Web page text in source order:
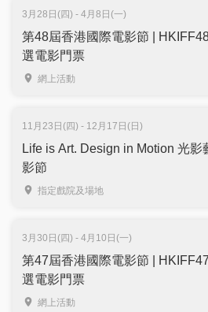
3月28日(四) - 4月8日(一)
第48屆香港國際電影節 |
選電影門票
網上活動
11月23日(四) - 12月17日(日)
Life is Art. Design in Motion 光
影節
指定戲院及場地
3月30日(四) - 4月10日(一)
第47屆香港國際電影節 | HKIFF47 -「01空間」送您精
選電影門票
網上活動